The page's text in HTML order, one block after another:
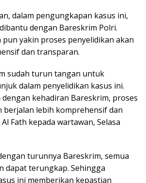
dalam pengungkapan kasus ini,
dengan Bareskrim Polri.
yakin proses penyelidikan akan
dan transparan.
sudah turun tangan untuk
dalam penyelidikan kasus ini.
dengan kehadiran Bareskrim, proses
berjalan lebih komprehensif dan
Fath kepada wartawan, Selasa
turunnya Bareskrim, semua
dapat terungkap. Sehingga
ini memberikan kepastian